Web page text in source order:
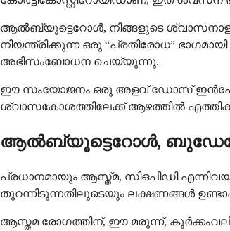
ആൽബ്യൂട്ടെറോൾ, നിങ്ങളുടെ
നിയന്ത്രിക്കുന്ന ഒരു “പ്രതിരോധ”
അഭിസംബോധന ചെയ്യുന്നു.
ഈ സംയോജനം ഒരു അളവ് ഡോസ്
ശ്വാസകോശത്തിലേക്ക് ആഴത്തിൽ
ആൽബ്യൂട്ടെറോൾ,
പ്രധാനമായും ആസ്ത്മ, സിഒപിഡി
തുറന്നിടുന്നതിലൂടെയും ലക്ഷണങ്ങൾ
ആസ്തമ രോഗത്തിന്, ഈ മരുന്ന്,